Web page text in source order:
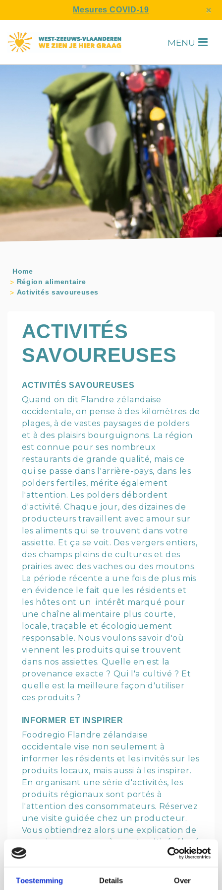
Toestemming Details Over
Mesures COVID-19 ×
MENU H
Home
Région alimentaire
Activités savoureuses
ACTIVITÉS
SAVOUREUSES
ACTIVITÉS SAVOUREUSES
Quand on dit Flandre zélandaise
occidentale, on pense à des kilomètres de
plages, à de vastes paysages de polders
et à des plaisirs bourguignons. La région
est connue pour ses nombreux
restaurants de grande qualité, mais ce
qui se passe dans l'arrière-pays, dans les
polders fertiles, mérite également
l'attention. Les polders débordent
d'activité. Chaque jour, des dizaines de
producteurs travaillent avec amour sur
les aliments qui se trouvent dans votre
assiette. Et ça se voit. Des vergers entiers,
des champs pleins de cultures et des
prairies avec des vaches ou des moutons.
La période récente a une fois de plus mis
en évidence le fait que les résidents et
les hôtes ont un intérêt marqué pour
une chaîne alimentaire plus courte,
locale, traçable et écologiquement
responsable. Nous voulons savoir d'où
viennent les produits qui se trouvent
dans nos assiettes. Quelle en est la
provenance exacte ? Qui l'a cultivé ? Et
quelle est la meilleure façon d'utiliser
ces produits ?
INFORMER ET INSPIRER
Foodregio Flandre zélandaise
occidentale vise non seulement à
informer les résidents et les invités sur les
produits locaux, mais aussi à les inspirer.
En organisant une série d'activités, les
produits régionaux sont portés à
l'attention des consommateurs. Réservez
une visite guidée chez un producteur.
Vous obtiendrez alors une explication de
ce qui pousse, prospère, est cultivé, élevé
ou implanté ici dans la région. Et bien sûr,
il y aura aussi une dégustation ! Vous
découvrirez ce que vous pouvez trouver